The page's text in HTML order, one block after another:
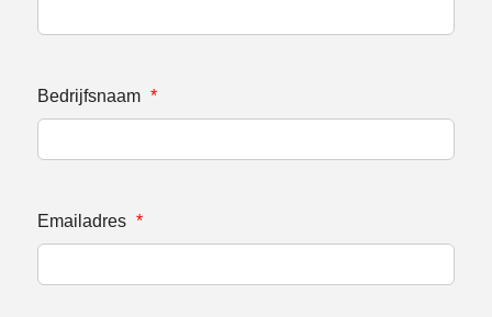
Bedrijfsnaam *
Emailadres *